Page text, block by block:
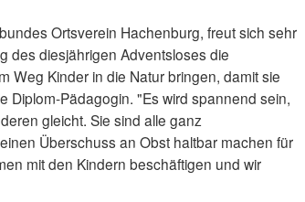
Ortsverein Hachenburg, freut sich sehr
des diesjährigen Adventsloses die
Weg Kinder in die Natur bringen, damit sie
Diplom-Pädagogin. "Es wird spannend sein,
gleicht. Sie sind alle ganz
Überschuss an Obst haltbar machen für
mit den Kindern beschäftigen und wir